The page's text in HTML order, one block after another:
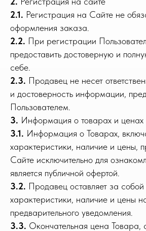
2.1. Регистрация на Сайте не
оформления заказа.
2.2. При регистрации
предоставить достоверную и
себе.
2.3. Продавец не несет
и достоверность информации,
Пользователем.
3. Информация о товарах и ценах
3.1. Информация о Товарах,
характеристики, наличие и цены,
Сайте исключительно для
является публичной офертой.
3.2. Продавец оставляет за
характеристики, наличие и цены
предварительного уведомления.
3.3. Окончательная цена Товара,